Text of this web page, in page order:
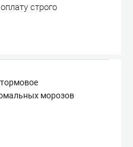
строго
морозов